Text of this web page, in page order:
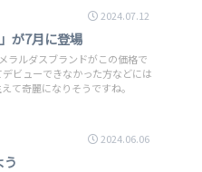
2024.07.12
が7月に登場
ラルダスブランドがこの価格で
ビューできなかった方などには
て奇麗になりそうですね。
2024.06.06